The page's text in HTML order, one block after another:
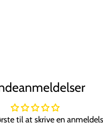
til at skrive en